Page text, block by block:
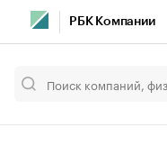
РБК Компании